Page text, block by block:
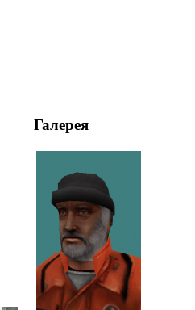
Галерея